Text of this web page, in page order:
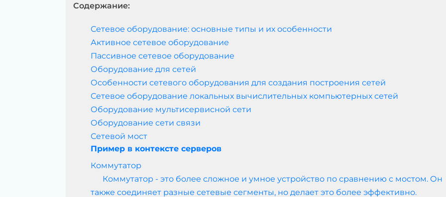
Содержание:
Сетевое оборудование: основные типы и их особенности
Активное сетевое оборудование
Пассивное сетевое оборудование
Оборудование для сетей
Особенности сетевого оборудования для создания построения сетей
Сетевое оборудование локальных вычислительных компьютерных сетей
Оборудование мультисервисной сети
Оборудование сети связи
Сетевой мост
Пример в контексте серверов
Коммутатор
Коммутатор - это более сложное и умное устройство по сравнению с мостом. Он
также соединяет разные сетевые сегменты, но делает это более эффективно.